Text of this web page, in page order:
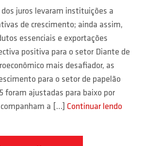
juros levaram instituições a
de crescimento; ainda assim,
essenciais e exportações
positiva para o setor Diante de
mais desafiador, as
para o setor de papelão
foram ajustadas para baixo por
a […] Continuar lendo